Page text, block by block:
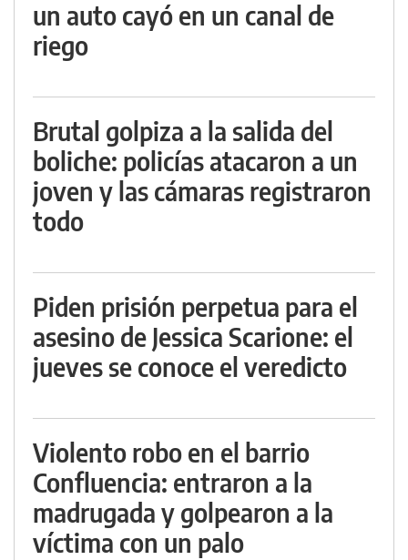
un auto cayó en un canal de
riego
Brutal golpiza a la salida del
boliche: policías atacaron a un
joven y las cámaras registraron
todo
Piden prisión perpetua para el
asesino de Jessica Scarione: el
jueves se conoce el veredicto
Violento robo en el barrio
Confluencia: entraron a la
madrugada y golpearon a la
víctima con un palo